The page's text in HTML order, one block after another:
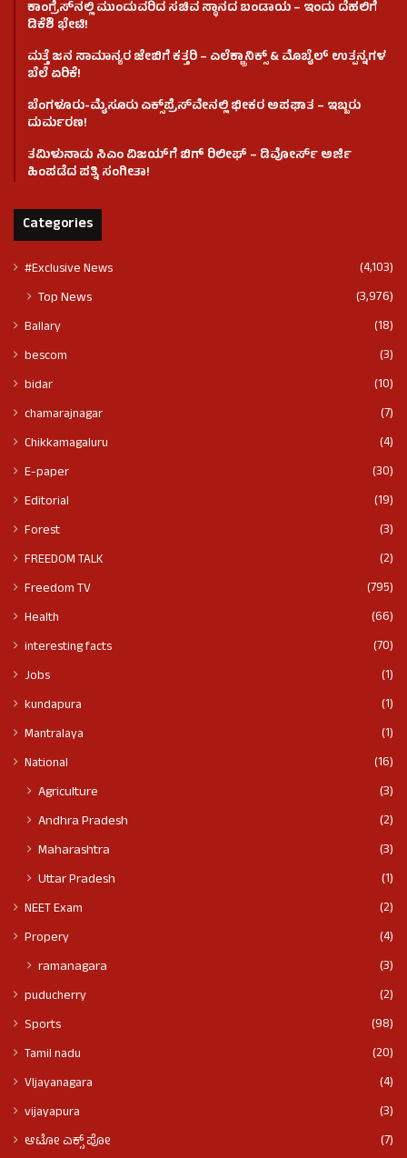
ಕಾಂಗ್ರೆಸ್​ನಲ್ಲಿ ಮುಂದುವರಿದ ಸಚಿವ ಸ್ಥಾನದ ಬಂಡಾಯ – ಇಂದು ದೆಹಲಿಗೆ
ಡಿಕೆಶಿ ಭೇಟಿ!
ಮತ್ತೆ ಜನ ಸಾಮಾನ್ಯರ ಜೇಬಿಗೆ ಕತ್ತರಿ – ಎಲೆಕ್ಟ್ರಾನಿಕ್ಸ್ & ಮೊಬೈಲ್ ಉತ್ಪನ್ನಗಳ
ಬೆಲೆ ಏರಿಕೆ!
ಬೆಂಗಳೂರು-ಮೈಸೂರು ಎಕ್ಸ್‌ಪ್ರೆಸ್‌ವೇನಲ್ಲಿ ಭೀಕರ ಅಪಘಾತ – ಇಬ್ಬರು
ದುರ್ಮರಣ!
ತಮಿಳುನಾಡು ಸಿಎಂ ವಿಜಯ್‌ಗೆ ಬಿಗ್ ರಿಲೀಫ್ – ಡಿವೋರ್ಸ್ ಅರ್ಜಿ
ಹಿಂಪಡೆದ ಪತ್ನಿ ಸಂಗೀತಾ!
Categories
#Exclusive News (4,103)
Top News (3,976)
Ballary
(18)
bescom
(3)
bidar
(10)
chamarajnagar
(7)
Chikkamagaluru
(4)
E-paper
(30)
Editorial
(19)
Forest
(3)
FREEDOM TALK
(2)
Freedom TV
(795)
Health
(66)
interesting facts
(70)
Jobs
(1)
kundapura
(1)
Mantralaya
(1)
National
(16)
Agriculture
(3)
Andhra Pradesh
(2)
Maharashtra
(3)
Uttar Pradesh
(1)
NEET Exam
(2)
Propery
(4)
ramanagara (3)
puducherry
(2)
Sports
(98)
Tamil nadu
(20)
VIjayanagara
(4)
vijayapura
(3)
ಆಟೋ ಎಕ್ಸ್ ಪೋ
(7)